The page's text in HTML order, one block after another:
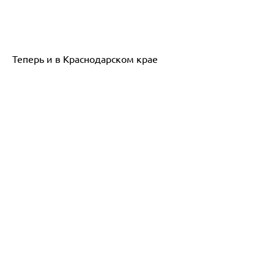
Теперь и в Краснодарском крае